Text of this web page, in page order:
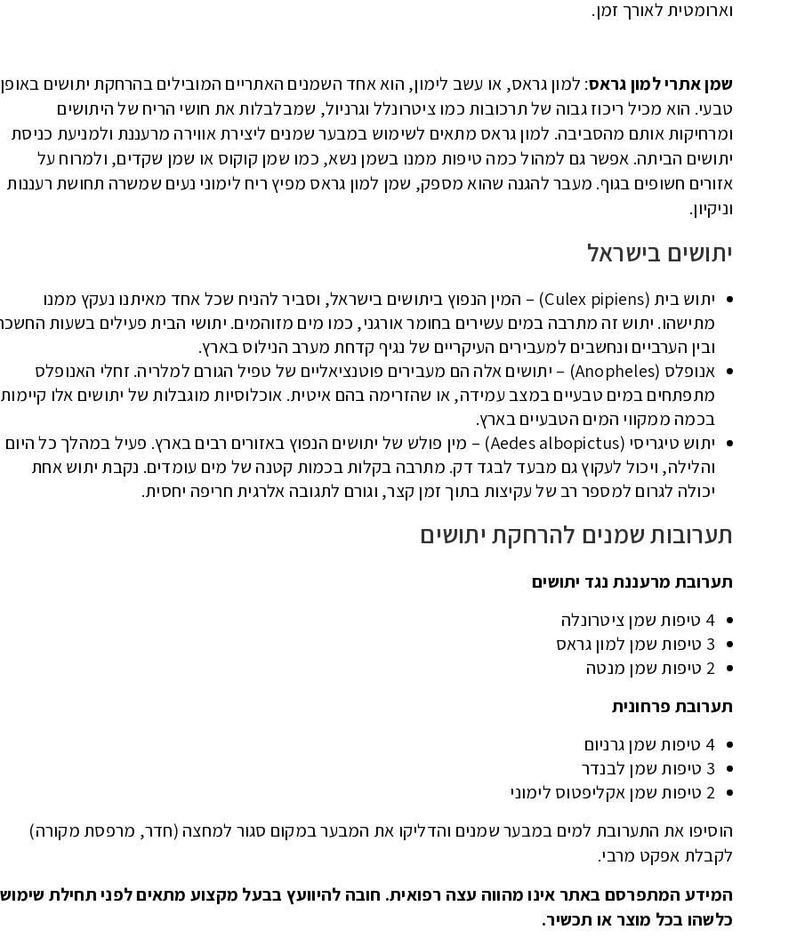
וארומטית לאורך זמן.
שמן אתרי למון גראס: למון גראס, או עשב לימון, הוא אחד השמנים האתריים המובילים בהרחקת יתושים באופן
טבעי. הוא מכיל ריכוז גבוה של תרכובות כמו ציטרונלל וגרניול, שמבלבלות את חושי הריח של היתושים
ומרחיקות אותם מהסביבה. למון גראס מתאים לשימוש במבער שמנים ליצירת אווירה מרעננת ולמניעת כניסת
יתושים הביתה. אפשר גם למהול כמה טיפות ממנו בשמן נשא, כמו שמן קוקוס או שמן שקדים, ולמרוח על
אזורים חשופים בגוף. מעבר להגנה שהוא מספק, שמן למון גראס מפיץ ריח לימוני נעים שמשרה תחושת רעננות
וניקיון.
יתושים בישראל
יתוש בית (Culex pipiens) – המין הנפוץ ביתושים בישראל, וסביר להניח שכל אחד מאיתנו נעקץ ממנו
מתישהו. יתוש זה מתרבה במים עשירים בחומר אורגני, כמו מים מזוהמים. יתושי הבית פעילים בשעות
ובין הערביים ונחשבים למעבירים העיקריים של נגיף קדחת מערב הנילוס בארץ.
אנופלס (Anopheles) – יתושים אלה הם מעבירים פוטנציאליים של טפיל הגורם למלריה. זחלי האנופלס
מתפתחים במים טבעיים במצב עמידה, או שהזרימה בהם איטית. אוכלוסיות מוגבלות של יתושים אלו קיימות
בכמה ממקווי המים הטבעיים בארץ.
יתוש טיגריסי (Aedes albopictus) – מין פולש של יתושים הנפוץ באזורים רבים בארץ. פעיל במהלך כל היום
והלילה, ויכול לעקוץ גם מבעד לבגד דק. מתרבה בקלות בכמות קטנה של מים עומדים. נקבת יתוש אחת
יכולה לגרום למספר רב של עקיצות בתוך זמן קצר, וגורם לתגובה אלרגית חריפה יחסית.
תערובות שמנים להרחקת יתושים
תערובת מרעננת נגד יתושים
4 טיפות שמן ציטרונלה
3 טיפות שמן למון גראס
2 טיפות שמן מנטה
תערובת פרחונית
4 טיפות שמן גרניום
3 טיפות שמן לבנדר
2 טיפות שמן אקליפטוס לימוני
הוסיפו את התערובת למים במבער שמנים והדליקו את המבער במקום סגור למחצה (חדר, מרפסת מקורה)
לקבלת אפקט מרבי.
המידע המתפרסם באתר אינו מהווה עצה רפואית. חובה להיוועץ בבעל מקצוע מתאים לפני תחילת שימוש
כלשהו בכל מוצר או תכשיר.